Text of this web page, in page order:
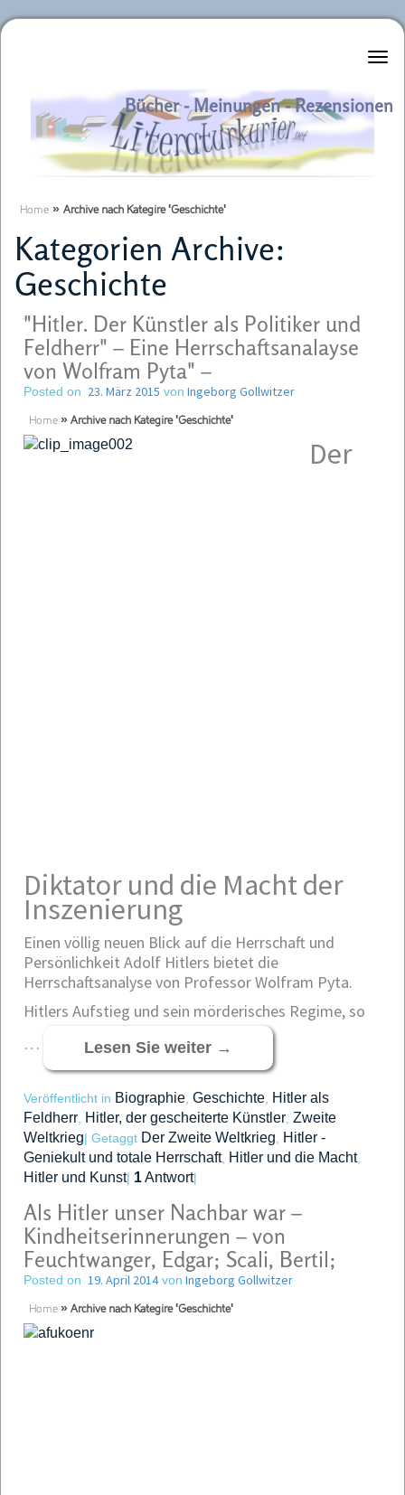
Literaturkurier.net
Bücher - Meinungen - Rezensionen
Home » Archive nach Kategire 'Geschichte'
Kategorien Archive:
Geschichte
"Hitler. Der Künstler als Politiker und
Feldherr" – Eine Herrschaftsanalayse
von Wolfram Pyta" –
Posted on 23. März 2015 von Ingeborg Gollwitzer
Home » Archive nach Kategire 'Geschichte'
Der
Diktator und die Macht der
Inszenierung
Einen völlig neuen Blick auf die Herrschaft und
Persönlichkeit Adolf Hitlers bietet die
Herrschaftsanalyse von Professor Wolfram Pyta.
Hitlers Aufstieg und sein mörderisches Regime, so
…
Lesen Sie weiter →
Veröffentlicht in Biographie Geschichte Hitler als
Feldherr Hitler, der gescheiterte Künstler Zweite
Weltkrieg| Getaggt Der Zweite Weltkrieg
Hitler -
Geniekult und totale Herrschaft, Hitler und die Macht,
Hitler und Kunst| 1Antwort|
Als Hitler unser Nachbar war –
Kindheitserinnerungen – von
Feuchtwanger, Edgar; Scali, Bertil;
Posted on 19. April 2014von Ingeborg Gollwitzer
Home » Archive nach Kategire 'Geschichte'